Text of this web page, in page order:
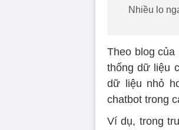
Nhiều lo
Theo blog
thống dữ liệu
dữ liệu nhỏ
chatbot trong
Ví dụ, trong